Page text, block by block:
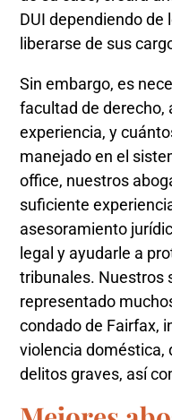
DUI dependiendo de
liberarse de sus
Sin embargo, es
facultad de derecho,
experiencia, y
manejado en el
office, nuestros
suficiente
asesoramiento
legal y ayudarle a
tribunales. Nuestros
representado
condado de Fairfax,
violencia doméstica,
delitos graves, así